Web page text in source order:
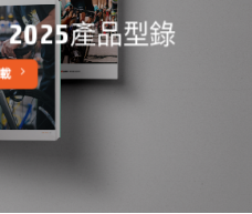
2025產品型錄